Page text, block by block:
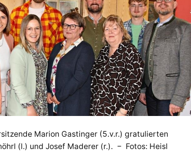
Marion Gastinger (5.v.r.) gratulierten
(l.) und Josef Maderer (r.). − Fotos: Heisl